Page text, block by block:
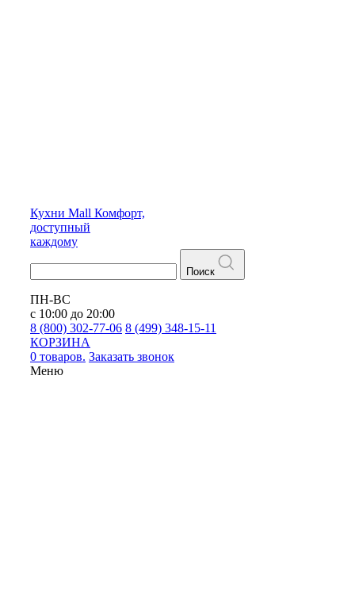
Кухни Mall Комфорт,
доступный
каждому
Поиск
ПН-ВС
с 10:00 до 20:00
8 (800) 302-77-06 8 (499) 348-15-11
КОРЗИНА
0 товаров. Заказать звонок
Меню